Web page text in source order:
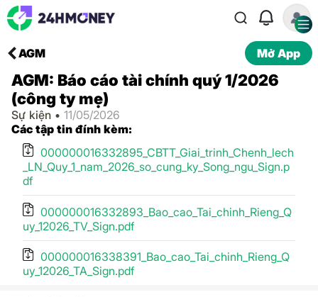
AGM Mở App
AGM: Báo cáo tài chính quý 1/2026
(công ty mẹ)
Sự kiện • 11/05/2026
Các tập tin đính kèm:
000000016332895_CBTT_Giai_trinh_Chenh_lech
_LN_Quy_1_nam_2026_so_cung_ky_Song_ngu_Sign.p
df
000000016332893_Bao_cao_Tai_chinh_Rieng_Q
uy_12026_TV_Sign.pdf
000000016338391_Bao_cao_Tai_chinh_Rieng_Q
uy_12026_TA_Sign.pdf